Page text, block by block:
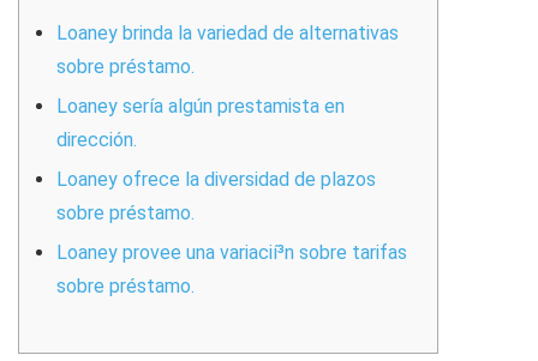
Loaney brinda la variedad de alternativas
sobre préstamo.
Loaney serí­a algún prestamista en
dirección.
Loaney ofrece la diversidad de plazos
sobre préstamo.
Loaney provee una variacií³n sobre tarifas
sobre préstamo.